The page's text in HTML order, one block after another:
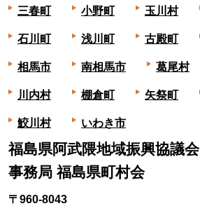
三春町 小野町 玉川村
石川町 浅川町 古殿町
相馬市 南相馬市 葛尾村
川内村 棚倉町 矢祭町
鮫川村 いわき市
福島県阿武隈地域振興協議会
事務局 福島県町村会
〒960-8043